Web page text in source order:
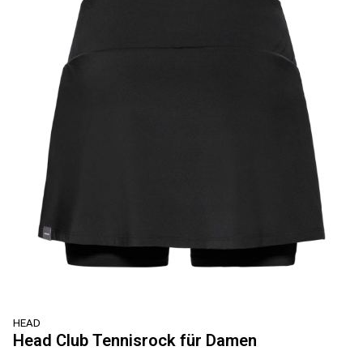
HEAD
Head Club Tennisrock für Damen